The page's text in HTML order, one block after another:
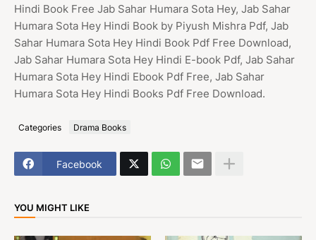
Hindi Book Free Jab Sahar Humara Sota Hey, Jab Sahar
Humara Sota Hey Hindi Book by Piyush Mishra Pdf, Jab
Sahar Humara Sota Hey Hindi Book Pdf Free Download,
Jab Sahar Humara Sota Hey Hindi E-book Pdf, Jab Sahar
Humara Sota Hey Hindi Ebook Pdf Free, Jab Sahar
Humara Sota Hey Hindi Books Pdf Free Download.
Categories Drama Books
Facebook
YOU MIGHT LIKE